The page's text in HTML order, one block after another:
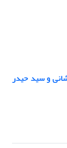
و سید حیدر